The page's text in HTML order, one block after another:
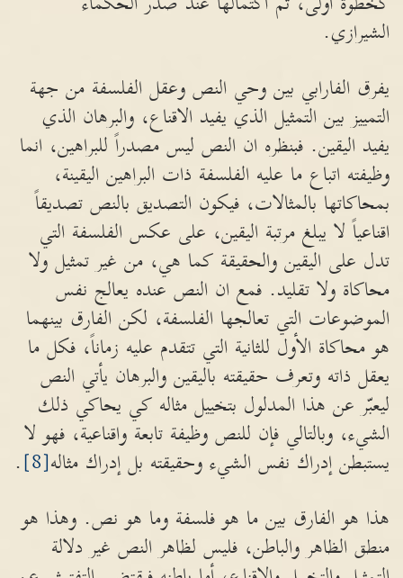
الشيرازي.
يفرق الفارابي بين وحي النص وعقل الفلسفة من جهة
التمييز بين التمثيل الذي يفيد الاقناع، والبرهان الذي
يفيد اليقين. فبنظره ان النص ليس مصدراً للبراهين، انما
وظيفته اتباع ما عليه الفلسفة ذات البراهين اليقينة،
بمحاكاتها بالمثالات، فيكون التصديق بالنص تصديقاً
اقناعياً لا يبلغ مرتبة اليقين، على عكس الفلسفة التي
تدل على اليقين والحقيقة كما هي، من غير تمثيل ولا
محاكاة ولا تقليد. فمع ان النص عنده يعالج نفس
الموضوعات التي تعالجها الفلسفة، لكن الفارق بينهما
هو محاكاة الأول للثانية التي تتقدم عليه زماناً، فكل ما
يعقل ذاته وتعرف حقيقته باليقين والبرهان يأتي النص
ليعبّر عن هذا المدلول بتخييل مثاله كي يحاكي ذلك
الشيء، وبالتالي فإن للنص وظيفة تابعة واقناعية، فهو لا
يستبطن إدراك نفس الشيء وحقيقته بل إدراك مثاله[8]
.
هذا هو الفارق بين ما هو فلسفة وما هو نص. وهذا هو
منطق الظاهر والباطن، فليس لظاهر النص غير دلالة